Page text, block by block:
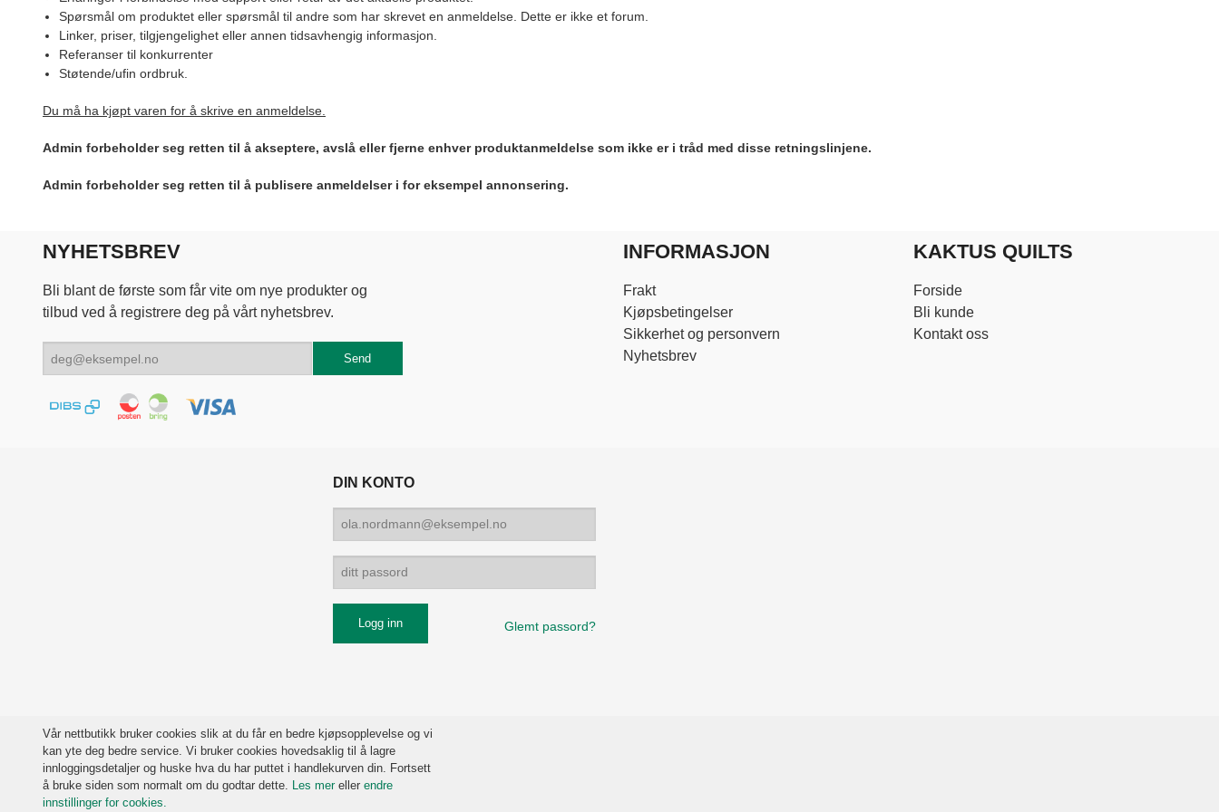
Spørsmål om produktet eller spørsmål til andre som har skrevet en anmeldelse. Dette er ikke et forum.
Linker, priser, tilgjengelighet eller annen tidsavhengig informasjon.
Referanser til konkurrenter
Støtende/ufin ordbruk.
Du må ha kjøpt varen for å skrive en anmeldelse.
Admin forbeholder seg retten til å akseptere, avslå eller fjerne enhver produktanmeldelse som ikke er i tråd med disse retningslinjene.
Admin forbeholder seg retten til å publisere anmeldelser i for eksempel annonsering.
NYHETSBREV
Bli blant de første som får vite om nye produkter og
tilbud ved å registrere deg på vårt nyhetsbrev.
INFORMASJON
Frakt
Kjøpsbetingelser
Sikkerhet og personvern
Nyhetsbrev
KAKTUS QUILTS
Forside
Bli kunde
Kontakt oss
DIN KONTO
Glemt passord?
Vår nettbutikk bruker cookies slik at du får en bedre kjøpsopplevelse og vi
kan yte deg bedre service. Vi bruker cookies hovedsaklig til å lagre
innloggingsdetaljer og huske hva du har puttet i handlekurven din. Fortsett
å bruke siden som normalt om du godtar dette.
Les mer eller endre
innstillinger for cookies.